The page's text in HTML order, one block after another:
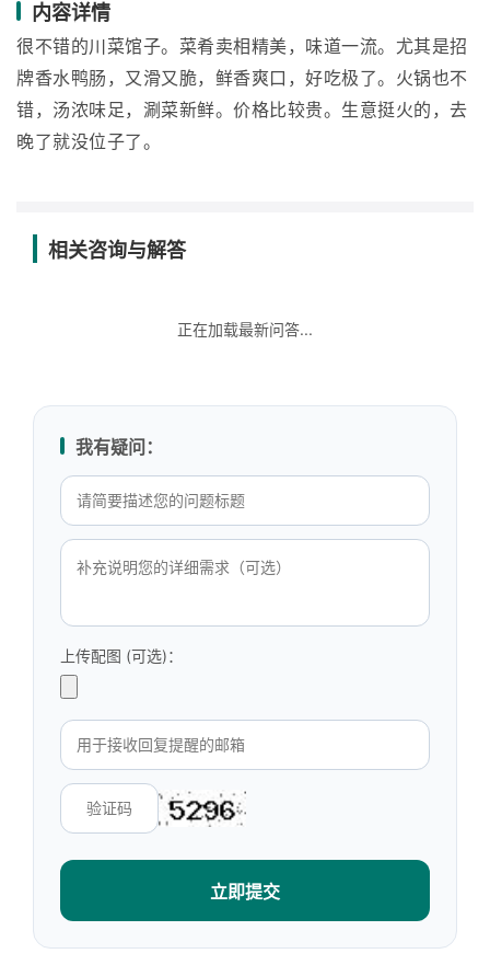
内容详情
很不错的川菜馆子。菜肴卖相精美，味道一流。尤其是招
牌香水鸭肠，又滑又脆，鲜香爽口，好吃极了。火锅也不
错，汤浓味足，涮菜新鲜。价格比较贵。生意挺火的，去
晚了就没位子了。
相关咨询与解答
正在加载最新问答...
我有疑问：
上传配图 (可选)：
立即提交